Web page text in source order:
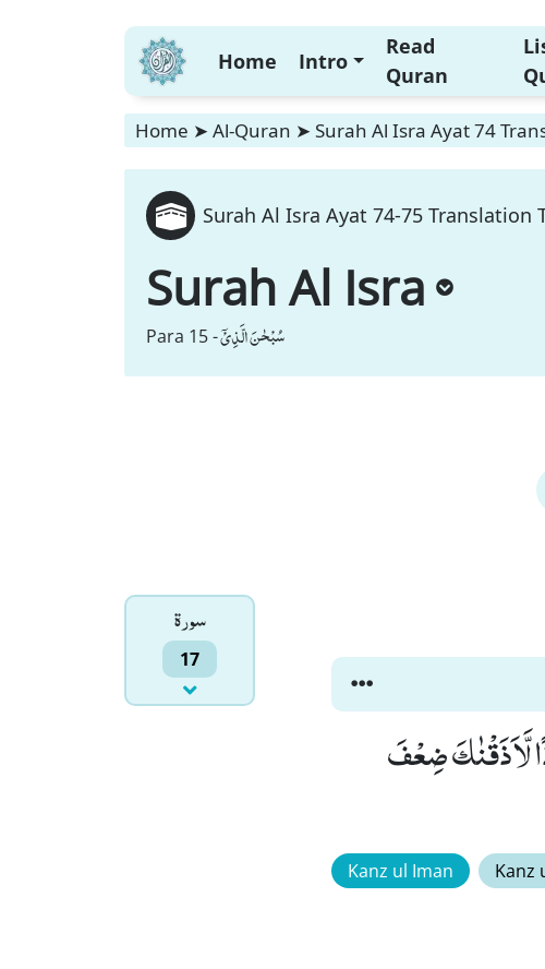
Home Intro
Read
Quran
Home ➤ Al-Quran ➤ Surah Al Isra Ayat 74
Surah Al Isra Ayat 74-75 Translation
Surah Al Isra
Para 15 -سُبْحٰنَ الَّذِیْۤ
سورۃ
17
لَقَدْ كِدْتَّ تَرْكَنُ اِلَیْهِمْ شَیْــٴًـا قَلِیْلًاۗ ۙ(74) اِذًا لَّاَذَقْنٰكَ ضِعْفَ
Kanz ul Iman Kanz